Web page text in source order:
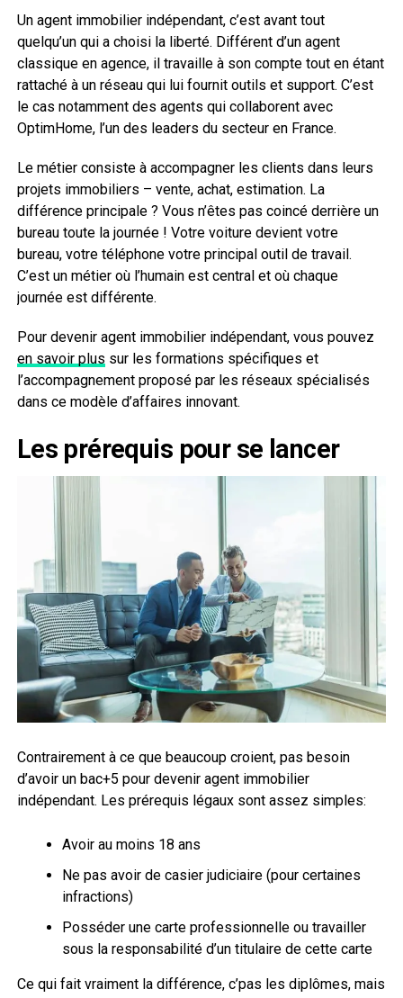
Un agent immobilier indépendant, c’est avant tout
quelqu’un qui a choisi la liberté. Différent d’un agent
classique en agence, il travaille à son compte tout en étant
rattaché à un réseau qui lui fournit outils et support. C’est
le cas notamment des agents qui collaborent avec
OptimHome, l’un des leaders du secteur en France.
Le métier consiste à accompagner les clients dans leurs
projets immobiliers – vente, achat, estimation. La
différence principale ? Vous n’êtes pas coincé derrière un
bureau toute la journée ! Votre voiture devient votre
bureau, votre téléphone votre principal outil de travail.
C’est un métier où l’humain est central et où chaque
journée est différente.
Pour devenir agent immobilier indépendant, vous pouvez
en savoir plus sur les formations spécifiques et
l’accompagnement proposé par les réseaux spécialisés
dans ce modèle d’affaires innovant.
Les prérequis pour se lancer
Contrairement à ce que beaucoup croient, pas besoin
d’avoir un bac+5 pour devenir agent immobilier
indépendant. Les prérequis légaux sont assez simples:
Avoir au moins 18 ans
Ne pas avoir de casier judiciaire (pour certaines
infractions)
Posséder une carte professionnelle ou travailler
sous la responsabilité d’un titulaire de cette carte
Ce qui fait vraiment la différence, c’pas les diplômes, mais